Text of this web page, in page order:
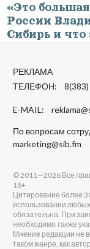
«Это
России
Сибирь и что
РЕКЛАМА
ТЕЛЕФОН: 8(383)
E-MAIL:
По вопросам
marketing@sib.fm
© 2011—2026 Все
18+
Цитирование более
использовании
обязательна. При
необходимо также
Мнение редакции не
таком жанре, как